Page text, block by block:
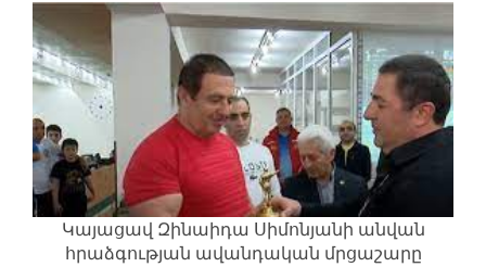
Կայացավ Զինաիդա Սիմոնյանի անվան
հրաձգության ավանդական մրցաշարը